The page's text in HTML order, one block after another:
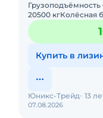
20500 кгКолёсная
8414x3370x3458
KNВысота
Купить в
07.08.2026
Юникс-Трейд 13